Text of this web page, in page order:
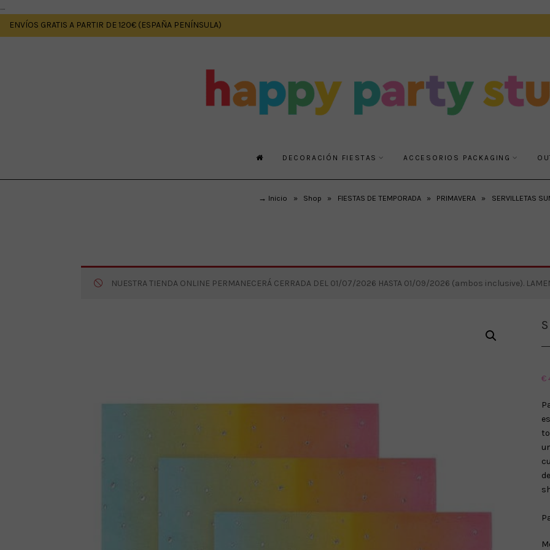
....
ENVÍOS GRATIS A PARTIR DE 120€ (ESPAÑA PENÍNSULA)
DECORACIÓN FIESTAS ACCESORIOS PACKAGING
→ Inicio » Shop » FIESTAS DE TEMPORADA » PRIMAVERA » SERVILLETAS
NUESTRA TIENDA ONLINE PERMANECERÁ CERRADA DEL 01/07/2026 HASTA 01/09/2026 (ambos inclusive).
€